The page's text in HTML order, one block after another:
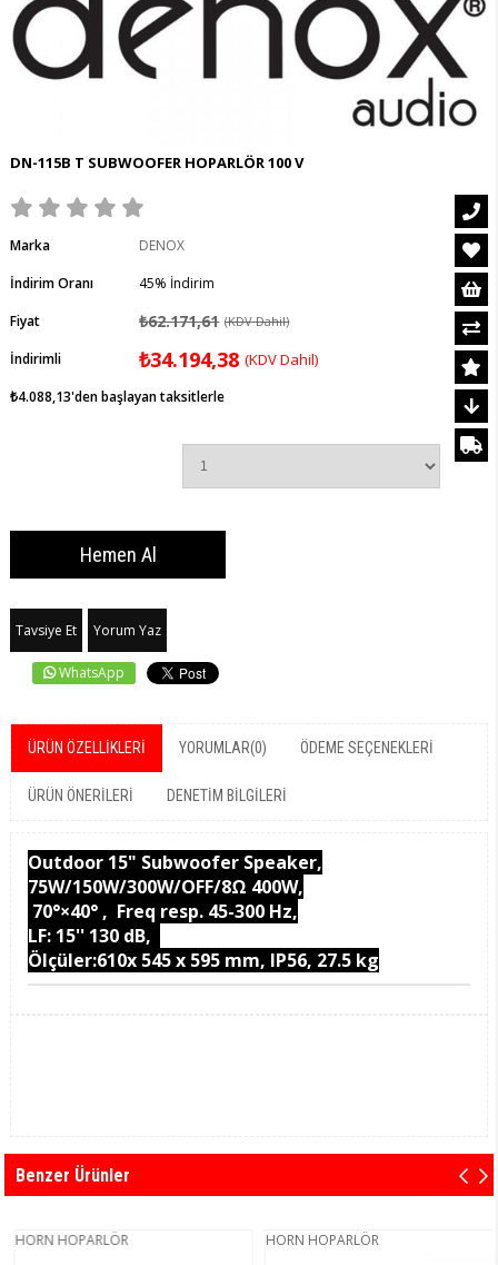
DN-115B T SUBWOOFER HOPARLÖR 100 V
Marka
DENOX
İndirim Oranı
%
45
İndirim
Fiyat
₺62.171,61 (KDV Dahil)
İndirimli ₺34.194,38 (KDV Dahil)
₺4.088,13'den başlayan taksitlerle
Tavsiye Et Yorum Yaz
WhatsApp
ÜRÜN ÖZELLIKLERI YORUMLAR(0) ÖDEME SEÇENEKLERI
ÜRÜN ÖNERILERI DENETIM BILGILERI
Outdoor 15" Subwoofer Speaker,
75W/150W/300W/OFF/8Ω 400W,
70°×40° , Freq resp. 45-300 Hz,
LF: 15'' 130 dB,
Ölçüler:610x 545 x 595 mm, IP56, 27.5 kg
Benzer Ürünler
HORN HOPARLÖR HORN HOPARLÖR